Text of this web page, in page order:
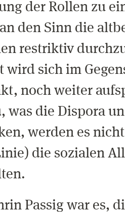
der Rollen zu
den Sinn die
restriktiv
wird sich im
noch weiter
was die Dispora
werden es
die sozialen
Passig war es,